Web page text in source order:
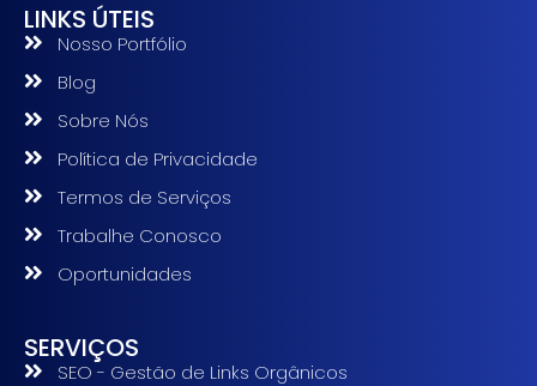
LINKS ÚTEIS
Nosso Portfólio
Blog
Sobre Nós
Política de Privacidade
Termos de Serviços
Trabalhe Conosco
Oportunidades
SERVIÇOS
SEO - Gestão de Links Orgânicos